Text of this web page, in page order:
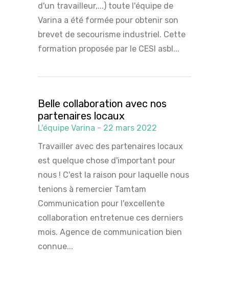
d'un travailleur,...) toute l'équipe de
Varina a été formée pour obtenir son
brevet de secourisme industriel. Cette
formation proposée par le CESI asbl...
Belle collaboration avec nos
partenaires locaux
L'équipe Varina - 22 mars 2022
Travailler avec des partenaires locaux
est quelque chose d'important pour
nous ! C'est la raison pour laquelle nous
tenions à remercier Tamtam
Communication pour l'excellente
collaboration entretenue ces derniers
mois. Agence de communication bien
connue...